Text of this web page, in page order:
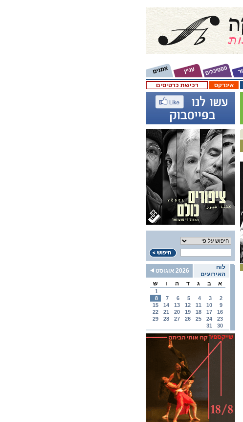
רכישת כרטיסים אינדקס
לוח
האירועים
2026 אוגוסט
א
ב ג ד ה ו ש
1
2
3
4
5
6
7
8
9
10
11
12
13
14
15
16
17
18
19
20
21
22
23
24
25
26
27
28
29
30
31